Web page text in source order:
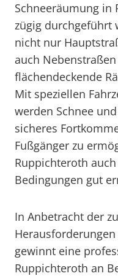
Schneeräumung in
zügig durchgeführt
nicht nur
auch
flächendeckende
Mit speziellen
werden Schnee
sicheres
Fußgänger zu
Ruppichteroth
Bedingungen gut
In Anbetracht der
gewinnt eine
Ruppichteroth an